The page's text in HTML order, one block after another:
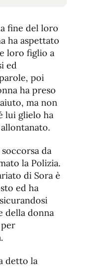
fine del loro
ha aspettato
loro figlio a
ed
poi
ha preso
ma non
lui glielo ha
da
la Polizia.
di Sora è
ed ha
della donna
detto la